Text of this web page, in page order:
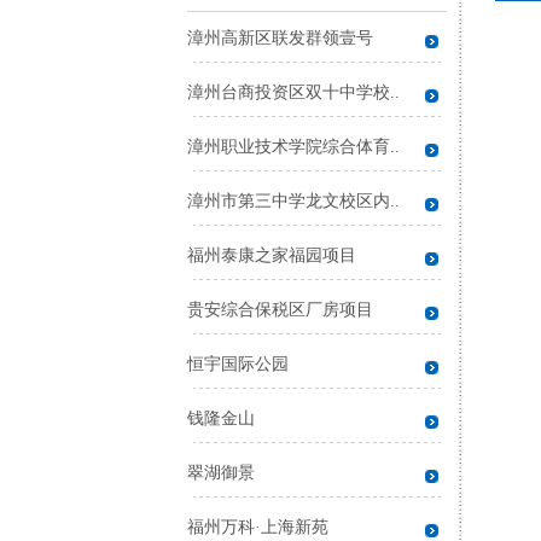
漳州高新区联发群领壹号
漳州台商投资区双十中学校..
漳州职业技术学院综合体育..
漳州市第三中学龙文校区内..
福州泰康之家福园项目
贵安综合保税区厂房项目
恒宇国际公园
钱隆金山
翠湖御景
福州万科·上海新苑